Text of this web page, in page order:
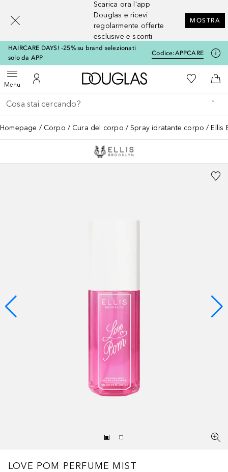
Scarica ora l'app
Douglas e ricevi
regolarmente offerte
esclusive e sconti
MOSTRA
HAIRCARE DAYS! -25% su brand selezionati
solo da APP
Codice:APPCARE
MenuApri menuAl Mio Account
A Douglas HomeAlla Mia
Al
Torna indietro
Esegui ricerca
Homepage Corpo Cura del corpo Spray idratante corpo Ellis
LOVE POM PERFUME MIST
[navigation.slideout.screenreader]